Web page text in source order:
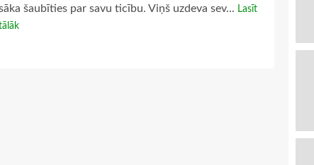
šaubīties par savu ticību. Viņš uzdeva sev... Lasīt